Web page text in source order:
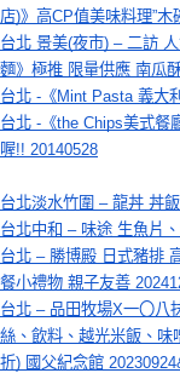
店)》高CP值美味料理”木
台北 景美(夜市) – 二訪
麵》極推 限量供應 南瓜
台北 -《Mint Pasta 義大
台北 -《the Chips美式餐
喔!! 20140528
台北淡水竹圍 – 龍丼 丼
台北中和 – 味途 生魚片
台北 – 勝博殿 日式豬排
餐小禮物 親子友善
台北 – 品田牧場X一〇八
絲、飲料、越光米飯、味
折) 國父紀念館